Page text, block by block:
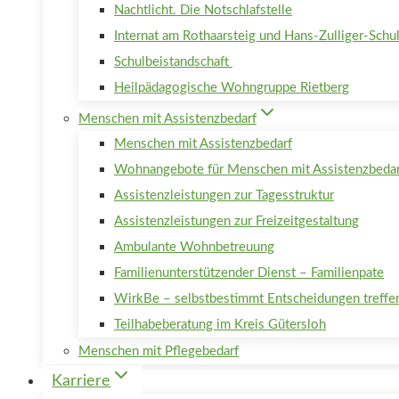
Nachtlicht. Die Notschlafstelle
Internat am Rothaarsteig und Hans-Zulliger-
Schulbeistandschaft
Heilpädagogische Wohngruppe Rietberg
Menschen mit Assistenzbedarf
Menschen mit Assistenzbedarf
Wohnangebote für Menschen mit
Assistenzleistungen zur Tagesstruktur
Assistenzleistungen zur Freizeitgestaltung
Ambulante Wohnbetreuung
Familienunterstützender Dienst – Familienpate
WirkBe – selbstbestimmt Entscheidungen
Teilhabeberatung im Kreis Gütersloh
Menschen mit Pflegebedarf
Karriere